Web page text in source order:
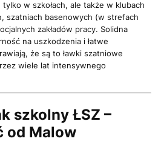
w szkołach, ale także w klubach
szatniach basenowych (w strefach
zakładów pracy. Solidna
na uszkodzenia i łatwe
że są to ławki szatniowe
wiele lat intensywnego
szkolny ŁSZ –
od Malow